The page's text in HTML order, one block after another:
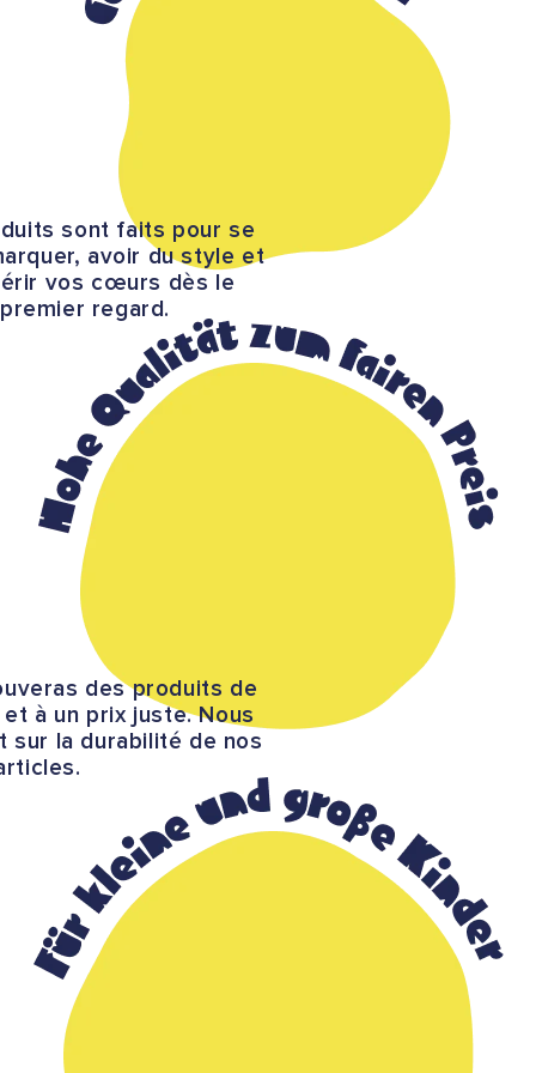
sont faits pour se
avoir du style et
vos cœurs dès le
premier regard.
des produits de
à un prix juste. Nous
sur la durabilité de nos